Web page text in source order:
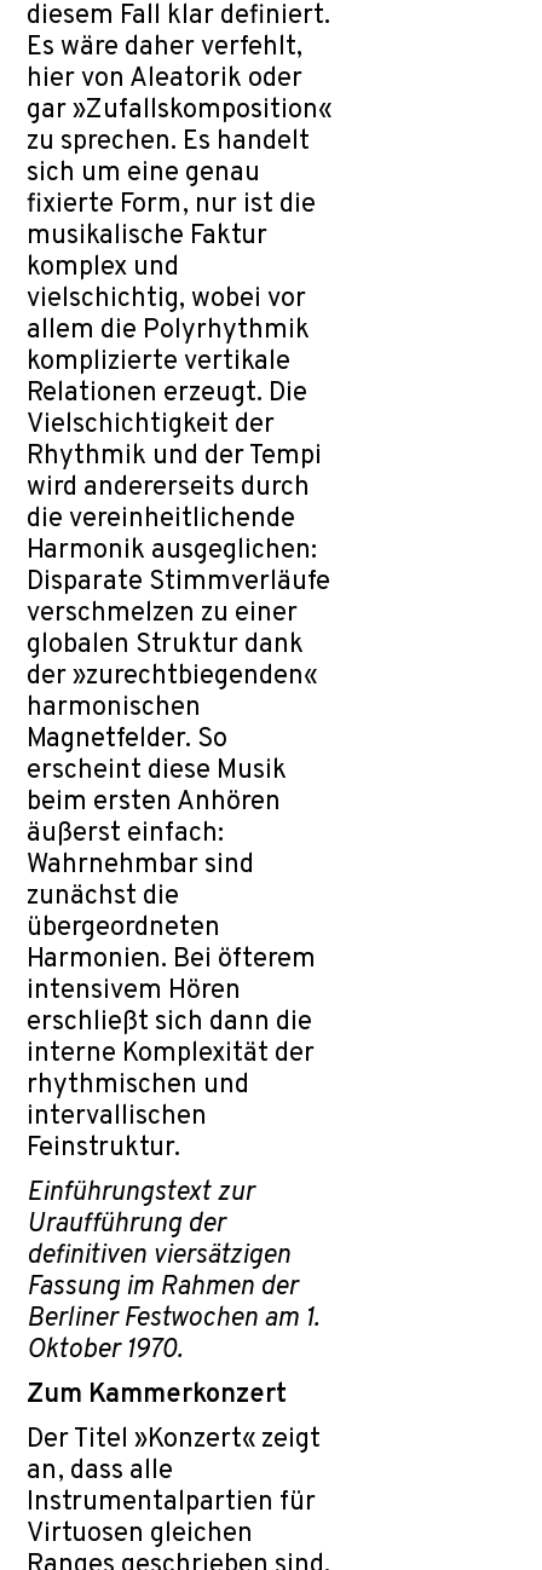
diesem Fall klar definiert.
Es wäre daher verfehlt,
hier von Aleatorik oder
gar »Zufallskomposition«
zu sprechen. Es handelt
sich um eine genau
fixierte Form, nur ist die
musikalische Faktur
komplex und
vielschichtig, wobei vor
allem die Polyrhythmik
komplizierte vertikale
Relationen erzeugt. Die
Vielschichtigkeit der
Rhythmik und der Tempi
wird andererseits durch
die vereinheitlichende
Harmonik ausgeglichen:
Disparate Stimmverläufe
verschmelzen zu einer
globalen Struktur dank
der »zurechtbiegenden«
harmonischen
Magnetfelder. So
erscheint diese Musik
beim ersten Anhören
äußerst einfach:
Wahrnehmbar sind
zunächst die
übergeordneten
Harmonien. Bei öfterem
intensivem Hören
erschließt sich dann die
interne Komplexität der
rhythmischen und
intervallischen
Feinstruktur.
Einführungstext zur
Uraufführung der
definitiven viersätzigen
Fassung im Rahmen der
Berliner Festwochen am 1.
Oktober 1970.
Zum Kammerkonzert
Der Titel »Konzert« zeigt
an, dass alle
Instrumentalpartien für
Virtuosen gleichen